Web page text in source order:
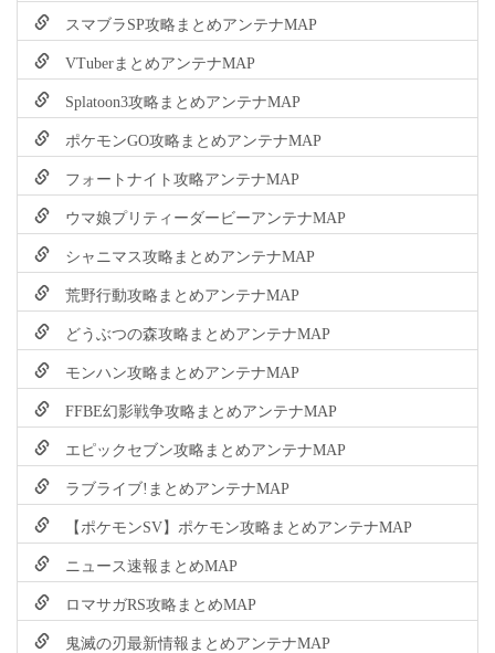
スマブラSP攻略まとめアンテナMAP
VTuberまとめアンテナMAP
Splatoon3攻略まとめアンテナMAP
ポケモンGO攻略まとめアンテナMAP
フォートナイト攻略アンテナMAP
ウマ娘プリティーダービーアンテナMAP
シャニマス攻略まとめアンテナMAP
荒野行動攻略まとめアンテナMAP
どうぶつの森攻略まとめアンテナMAP
モンハン攻略まとめアンテナMAP
FFBE幻影戦争攻略まとめアンテナMAP
エピックセブン攻略まとめアンテナMAP
ラブライブ!まとめアンテナMAP
【ポケモンSV】ポケモン攻略まとめアンテナMAP
ニュース速報まとめMAP
ロマサガRS攻略まとめMAP
鬼滅の刃最新情報まとめアンテナMAP